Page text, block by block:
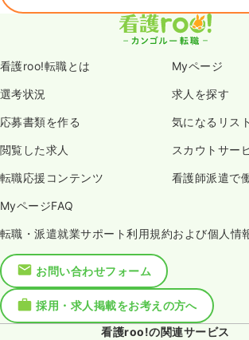
看護roo!転職とは Myページ
選考状況 求人を探す
応募書類を作る 気になるリスト
閲覧した求人 スカウトサー
転職応援コンテンツ 看護師派遣で
MyページFAQ
転職・派遣就業サポート利用規約および個人情
お問い合わせフォーム
採用・求人掲載をお考えの方へ
看護roo!の関連サービス